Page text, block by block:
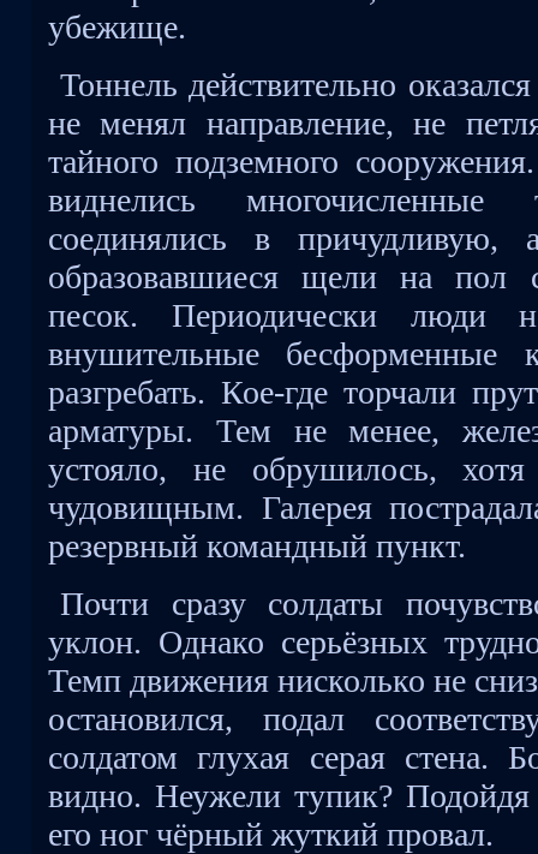
убежище.
Тоннель действительно
не менял направление, не
тайного подземного
виднелись
соединялись в причудливую,
образовавшиеся щели на пол
песок. Периодически люди
внушительные бесформенные
разгребать. Кое-где торчали
арматуры. Тем не менее,
устояло, не обрушилось,
чудовищным. Галерея
резервный командный пункт.
Почти сразу солдаты
уклон. Однако серьёзных
Темп движения нисколько не
остановился, подал
солдатом глухая серая стена.
видно. Неужели тупик?
его ног чёрный жуткий провал.